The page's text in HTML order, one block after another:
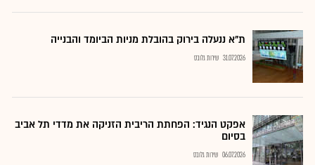
ת"א ננעלה בירוק בהובלת מניות הביומד והבנייה
31.07.2026 שירות גלובס
אפקט הנגיד: הפחתת הריבית הזניקה את מדדי תל אביב
בסיום
06.07.2026 שירות גלובס